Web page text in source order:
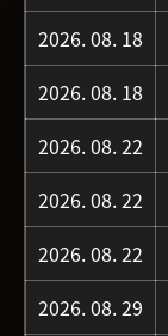
2026. 08. 18
2026. 08. 18
2026. 08. 22
2026. 08. 22
2026. 08. 22
2026. 08. 29